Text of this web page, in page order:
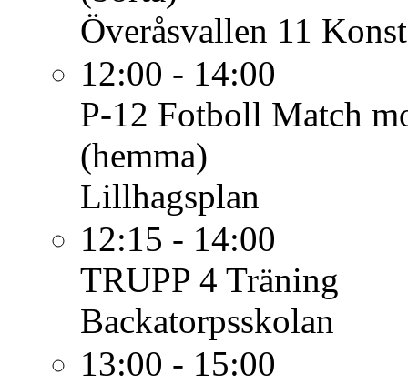
Överåsvallen 11
12:00 - 14:00
P-12 Fotboll Match
(hemma)
Lillhagsplan
12:15 - 14:00
TRUPP 4 Träning
Backatorpsskolan
13:00 - 15:00